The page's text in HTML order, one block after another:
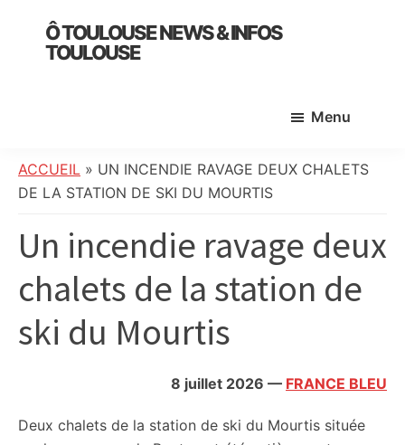
primary
Ô TOULOUSE NEWS & INFOS
TOULOUSE
:
info
société,
culture,
politique,
faits
citoyennes
Menu
ACCUEIL » UN INCENDIE RAVAGE DEUX CHALETS
DE LA STATION DE SKI DU MOURTIS
Un incendie ravage deux
chalets de la station de
ski du Mourtis
8 juillet 2026 — FRANCE BLEU
Deux chalets de la station de ski du Mourtis située